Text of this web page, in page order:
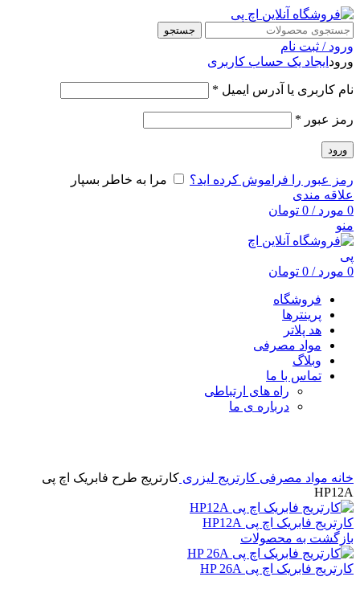
جستجو
ورود / ثبت نام
ورود ایجاد یک حساب کاربری
نام کاربری یا آدرس ایمیل *
رمز عبور *
ورود
رمز عبور را فراموش کرده اید؟
مرا به خاطر بسپار
علاقه مندی
0 مورد /
0 تومان
منو
0 مورد /
0 تومان
فروشگاه
پرینترها
هد پلاتر
مواد مصرفی
وبلاگ
تماس با ما
راه های ارتباطی
درباره ی ما
خانه مواد مصرفی کارتریج لیزری کارتریج طرح فابریک اچ پی
HP12A
کارتریج فابریک اچ پی HP12A
بازگشت به محصولات
کارتریج فابریک اچ پی HP 26A